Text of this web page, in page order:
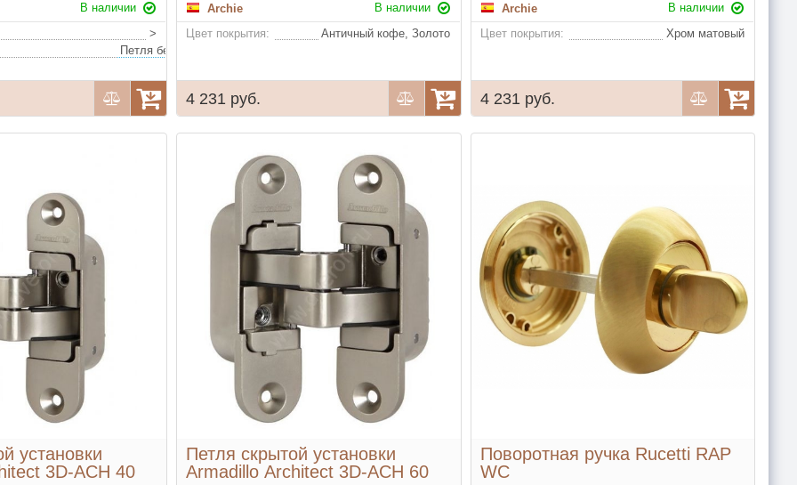
В наличии
>
Archie
В наличии
Цвет покрытия:
Античный кофе, Золото
4 231 руб.
Archie
В наличии
Цвет покрытия:
Хром матовый
4 231 руб.
установки
3D-ACH 40
Петля скрытой установки
Armadillo Architect 3D-ACH 60
Поворотная ручка Rucetti RAP
WC